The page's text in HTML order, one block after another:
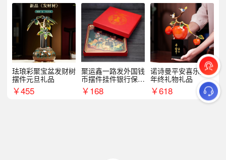
珐琅彩聚宝盆发财树
摆件元旦礼品
￥455
聚运鑫一路发外国钱
币摆件挂件银行保险
商务礼
￥168
诺诗曼平安喜乐摆件
年终礼物礼品
￥618